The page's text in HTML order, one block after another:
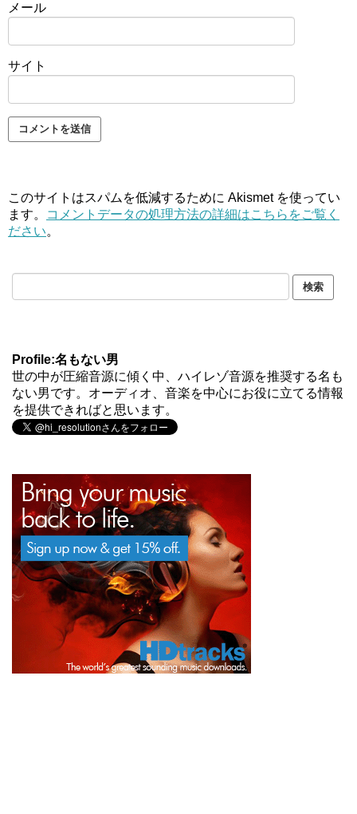
メール
サイト
このサイトはスパムを低減するために Akismet を使ってい
ます。
コメントデータの処理方法の詳細はこちらをご覧く
ださい。
Profile:名もない男
世の中が圧縮音源に傾く中、ハイレゾ音源を推奨する名も
ない男です。オーディオ、音楽を中心にお役に立てる情報
を提供できればと思います。